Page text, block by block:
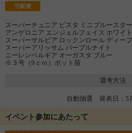
宅配便
スーパーチュニア ビスタ ミニブルースター
アンゲロニア エンジェルフェイス ホワイト
スーパーサルビア ロックンロール ディー
スーパーアリッサム パープルナイト
ニーレンベルギア オーガスタ ブルー
※３号（9ｃｍ）ポット苗
選考方法
自動抽選 発表日：5
イベント参加にあたって